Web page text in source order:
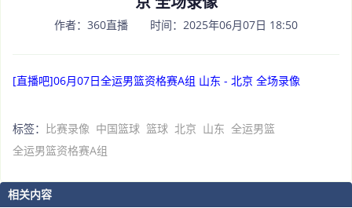
作者：360直播 时间：2025年06月07日 18:50
[直播吧]06月07日全运男篮资格赛A组 山东 - 北京 全场录像
标签： 比赛录像 中国篮球 篮球 北京 山东 全运男篮
全运男篮资格赛A组
相关内容